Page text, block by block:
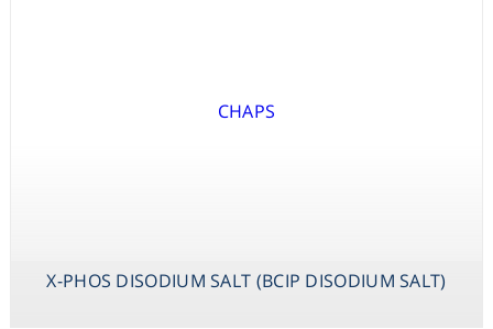
X-PHOS DISODIUM SALT (BCIP DISODIUM SALT)